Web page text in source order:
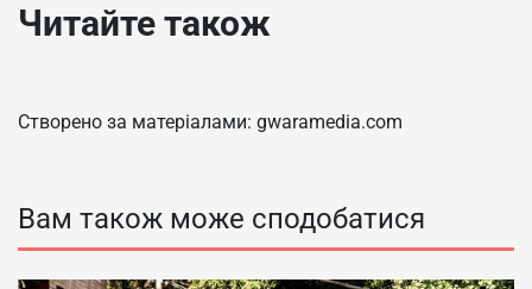
Читайте також
Створено за матеріалами: gwaramedia.com
Вам також може сподобатися